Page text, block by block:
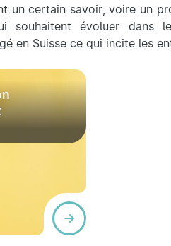
un certain savoir, voire un
souhaitent évoluer dans
en Suisse ce qui incite les